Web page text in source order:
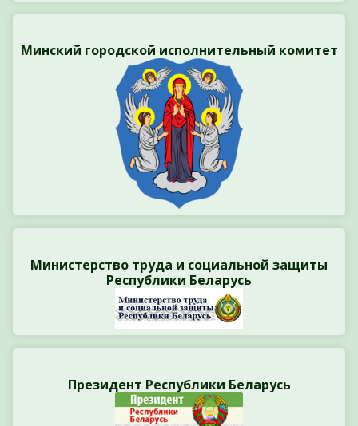
Минский городской исполнительный комитет
Министерство труда и социальной защиты
Республики Беларусь
Президент Республики Беларусь